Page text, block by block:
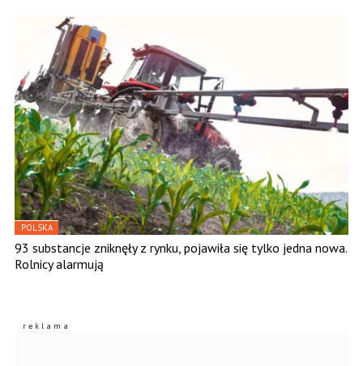
POLSKA
93 substancje zniknęły z rynku, pojawiła się tylko jedna nowa.
Rolnicy alarmują